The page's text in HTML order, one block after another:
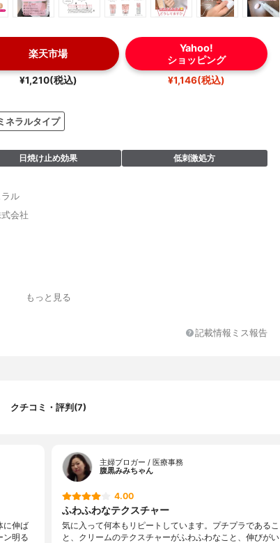
楽天市場
¥1,210(税込)
Yahoo!
ショッピング
¥1,146(税込)
ネラルタイプ
日焼け止め効果 低刺激処方
ル
会社
もっと見る
記載情報ミス報告
クチコミ・評判(7)
に伸ば
ン明る
主婦ブロガー / 医療事務
腹黒みみちゃん
4.00
ふわふわなテクスチャー
気に入って何本もリピートしています。プチプラであるこ
と、クリームのテクスチャーがふわふわなこと、伸びがい